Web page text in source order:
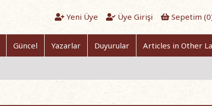
Yeni Üye Üye Girişi Sepetim (0
Güncel Yazarlar Duyurular Articles in Other